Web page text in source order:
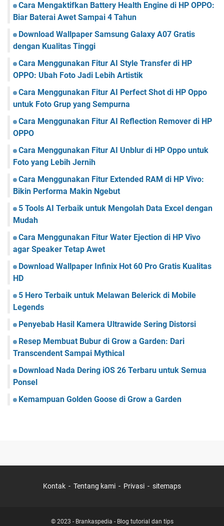
Cara Mengaktifkan Battery Health Engine di HP OPPO:
Biar Baterai Awet Sampai 4 Tahun
Download Wallpaper Samsung Galaxy A07 Gratis
dengan Kualitas Tinggi
Cara Menggunakan Fitur AI Style Transfer di HP
OPPO: Ubah Foto Jadi Lebih Artistik
Cara Menggunakan Fitur AI Perfect Shot di HP Oppo
untuk Foto Grup yang Sempurna
Cara Menggunakan Fitur AI Reflection Remover di HP
OPPO
Cara Menggunakan Fitur AI Unblur di HP Oppo untuk
Foto yang Lebih Jernih
Cara Menggunakan Fitur Extended RAM di HP Vivo:
Bikin Performa Makin Ngebut
5 Tools AI Terbaik untuk Mengolah Data Excel dengan
Mudah
Cara Menggunakan Fitur Water Ejection di HP Vivo
agar Speaker Tetap Awet
Download Wallpaper Infinix Hot 60 Pro Gratis Kualitas
HD
5 Hero Terbaik untuk Melawan Belerick di Mobile
Legends
Penyebab Hasil Kamera Ultrawide Sering Distorsi
Resep Membuat Bubur di Grow a Garden: Dari
Transcendent Sampai Mythical
Download Nada Dering iOS 26 Terbaru untuk Semua
Ponsel
Kemampuan Golden Goose di Grow a Garden
Kontak Tentang kami Privasi sitemaps
© 2023 - Brankaspedia - Blog tutorial dan tips